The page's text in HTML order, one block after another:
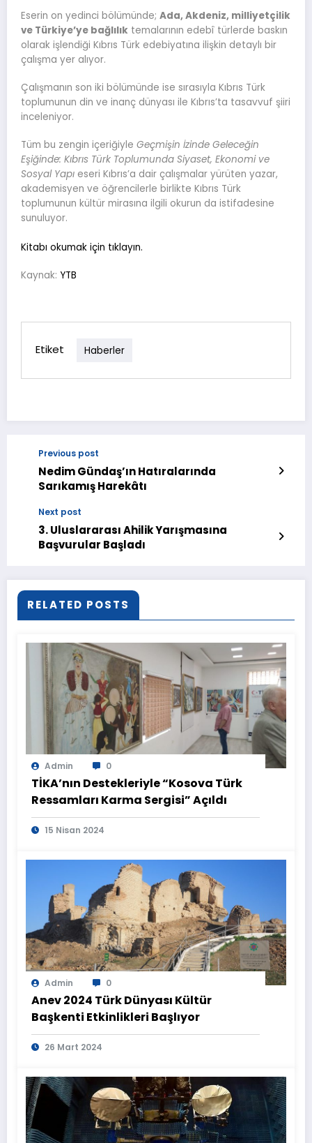
Eserin on yedinci bölümünde; Ada, Akdeniz, milliyetçilik
ve Türkiye’ye bağlılık temalarının edebî türlerde baskın
olarak işlendiği Kıbrıs Türk edebiyatına ilişkin detaylı bir
çalışma yer alıyor.
Çalışmanın son iki bölümünde ise sırasıyla Kıbrıs Türk
toplumunun din ve inanç dünyası ile Kıbrıs’ta tasavvuf şiiri
inceleniyor.
Tüm bu zengin içeriğiyle Geçmişin İzinde Geleceğin
Eşiğinde: Kıbrıs Türk Toplumunda Siyaset, Ekonomi ve
Sosyal Yapı eseri Kıbrıs’a dair çalışmalar yürüten yazar,
akademisyen ve öğrencilerle birlikte Kıbrıs Türk
toplumunun kültür mirasına ilgili okurun da istifadesine
sunuluyor.
Kitabı okumak için tıklayın.
Kaynak: YTB
Etiket Haberler
Previous post
Nedim Gündaş’ın Hatıralarında
Sarıkamış Harekâtı
Next post
3. Uluslararası Ahilik Yarışmasına
Başvurular Başladı
RELATED POSTS
Admin 0
TİKA’nın Destekleriyle “Kosova Türk
Ressamları Karma Sergisi” Açıldı
15 Nisan 2024
Admin 0
Anev 2024 Türk Dünyası Kültür
Başkenti Etkinlikleri Başlıyor
26 Mart 2024